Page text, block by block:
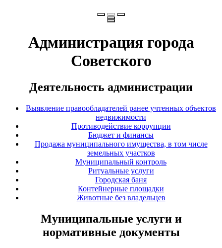
Администрация города
Советского
Деятельность администрации
Выявление правообладателей ранее учтенных объектов
недвижимости
Противодействие коррупции
Бюджет и финансы
Продажа муниципального имущества, в том числе
земельных участков
Муниципальный контроль
Ритуальные услуги
Городская баня
Контейнерные площадки
Животные без владельцев
Муниципальные услуги и
нормативные документы